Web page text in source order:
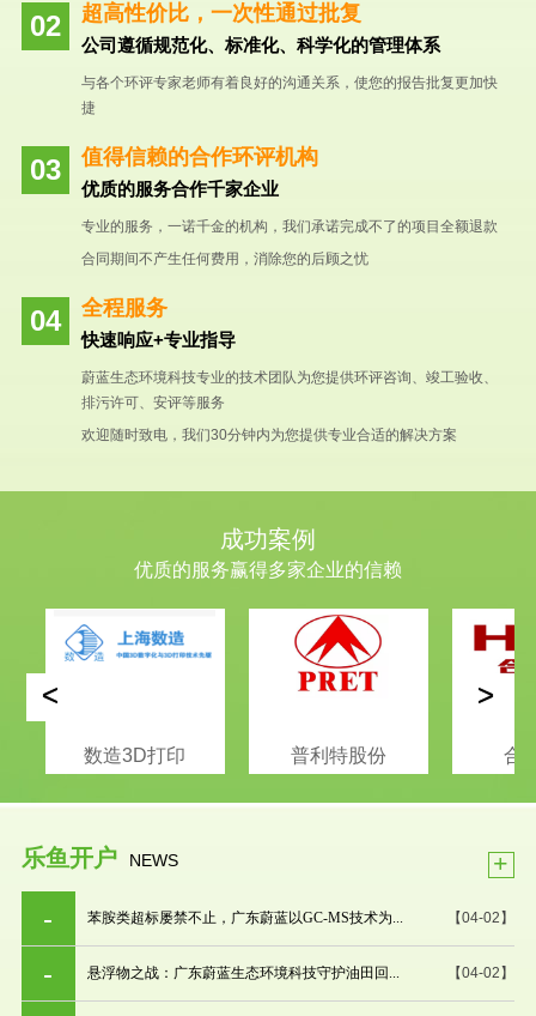
超高性价比，一次性通过批复
公司遵循规范化、标准化、科学化的管理体系
与各个环评专家老师有着良好的沟通关系，使您的报告批复更加快
捷
值得信赖的合作环评机构
优质的服务合作千家企业
专业的服务，一诺千金的机构，我们承诺完成不了的项目全额退款
合同期间不产生任何费用，消除您的后顾之忧
全程服务
快速响应+专业指导
蔚蓝生态环境科技专业的技术团队为您提供环评咨询、竣工验收、
排污许可、安评等服务
欢迎随时致电，我们30分钟内为您提供专业合适的解决方案
成功案例
优质的服务赢得多家企业的信赖
数造3D打印 普利特股份 合
< >
乐鱼开户 NEWS +
【04-02】
苯胺类超标屡禁不止，广东蔚蓝以GC-MS技术为...
【04-02】
悬浮物之战：广东蔚蓝生态环境科技守护油田回...